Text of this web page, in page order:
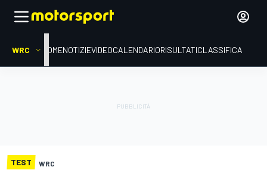
WRC HOMENOTIZIEVIDEOCALENDARIORISULTATICLASSIFICA
TEST WRC